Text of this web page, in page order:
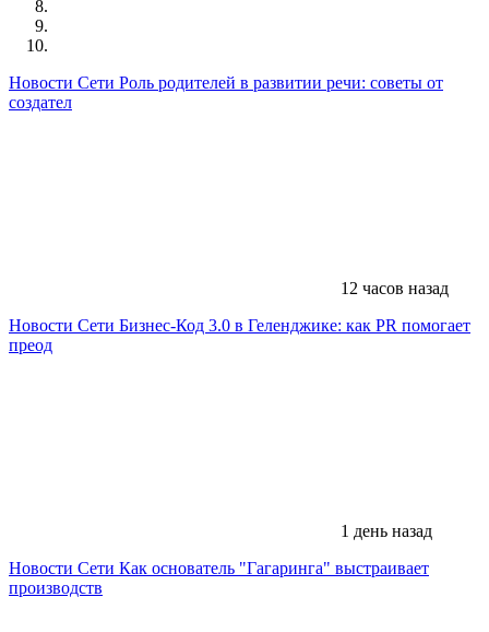
Новости Сети Роль родителей в развитии речи: советы от
создател
12 часов назад
Новости Сети Бизнес-Код 3.0 в Геленджике: как PR помогает
преод
1 день назад
Новости Сети Как основатель "Гагаринга" выстраивает
производств